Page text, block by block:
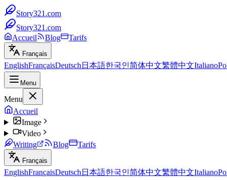
Story321.com
Story321.com
Accueil
Blog Tarifs
Français
EnglishFrançaisDeutsch 日本語한국인简体中文繁體中文Italiano
Menu
Menu
Accueil
Image
Video
Writing
Blog Tarifs
Français
EnglishFrançaisDeutsch 日本語한국인简体中文繁體中文Italiano